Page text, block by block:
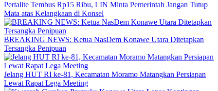
‎Pertalite Tembus Rp15 Ribu, LIN Minta Pemerintah Jangan Tutup
Mata atas Kelangkaan di Konsel
BREAKING NEWS: Ketua NasDem Konawe Utara Ditetapkan
Tersangka Penipuan
‎Jelang HUT RI ke-81, Kecamatan Moramo Matangkan Persiapan
Lewat Rapat Lega Meeting